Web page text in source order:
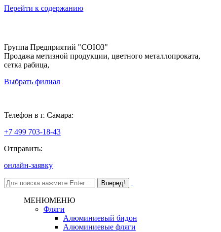
Перейти к содержанию
Группа Предприятий "СОЮЗ"
Продажа метизной продукции, цветного металлопроката,
сетка рабица,
Выбрать филиал
Телефон в г. Самара:
+7 499 703-18-43
Отправить:
онлайн-заявку
МЕНЮМЕНЮ
Фляги
Алюминиевый бидон
Алюминиевые фляги